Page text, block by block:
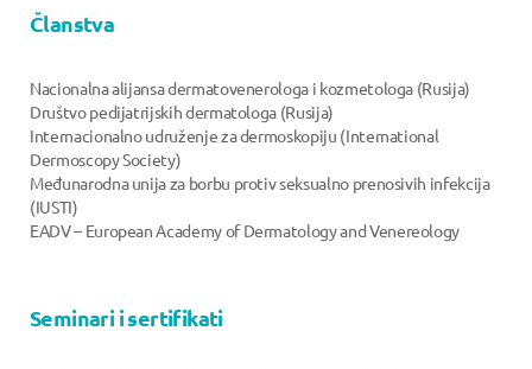
Članstva
Nacionalna alijansa dermatovenerologa i kozmetologa (Rusija)
Društvo pedijatrijskih dermatologa (Rusija)
Internacionalno udruženje za dermoskopiju (International
Dermoscopy Society)
Međunarodna unija za borbu protiv seksualno prenosivih infekcija
(IUSTI)
EADV – European Academy of Dermatology and Venereology
Seminari i sertifikati